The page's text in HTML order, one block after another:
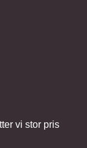
vi stor pris